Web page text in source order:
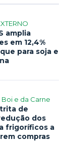
amplia
em 12,4%
para soja e
e da Carne
de
dos
frigoríficos a
compras